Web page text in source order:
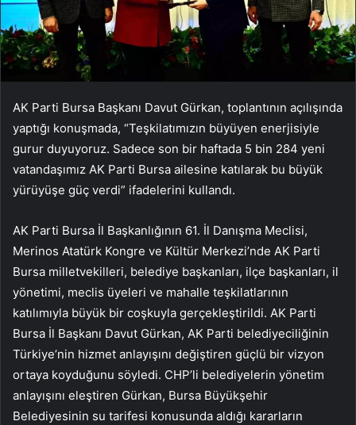
AK Parti Bursa Başkanı Davut Gürkan, toplantının açılışında
yaptığı konuşmada, “Teşkilatımızın büyüyen enerjisiyle
gurur duyuyoruz. Sadece son bir haftada 5 bin 284 yeni
vatandaşımız AK Parti Bursa ailesine katılarak bu büyük
yürüyüşe güç verdi” ifadelerini kullandı.
AK Parti Bursa İl Başkanlığının 61. İl Danışma Meclisi,
Merinos Atatürk Kongre ve Kültür Merkezi’nde AK Parti
Bursa milletvekilleri, belediye başkanları, ilçe başkanları, il
yönetimi, meclis üyeleri ve mahalle teşkilatlarının
katılımıyla büyük bir coşkuyla gerçekleştirildi. AK Parti
Bursa İl Başkanı Davut Gürkan, AK Parti belediyeciliğinin
Türkiye’nin hizmet anlayışını değiştiren güçlü bir vizyon
ortaya koyduğunu söyledi. CHP’li belediyelerin yönetim
anlayışını eleştiren Gürkan, Bursa Büyükşehir
Belediyesinin su tarifesi konusunda aldığı kararların